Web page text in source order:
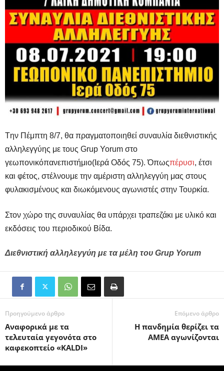
Tην Πέμπτη 8/7, θα πραγματοποιηθεί συναυλία διεθνιστικής
αλληλεγγύης με τους Grup Yorum στο
γεωπονικόπανεπιστήμιο(Ιερά Οδός 75). Όπωςπέρυσι, έτσι
και φέτος, στέλνουμε την αμέριστη αλληλεγγύη μας στους
φυλακισμένους και διωκόμενους αγωνιστές στην Τουρκία.
Στον χώρο της συναυλίας θα υπάρχει τραπεζάκι με υλικό και
εκδόσεις του περιοδικού Βίδα.
Διεθνιστική αλληλεγγύη με τα μέλη του Grup Yorum
Προηγούμενο άρθρο
Αναφορικά με τα
τελευταία γεγονότα στο
καφεκοπτείο «KALDI»
Επόμενο άρθρο
Η πανδημία θερίζει τα
ΑΜΕΑ αγωνίζονται